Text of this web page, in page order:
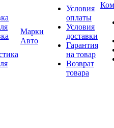
Марки
Авто
Условия
оплаты
Условия
доставки
Гарантия
на товар
Возврат
товара